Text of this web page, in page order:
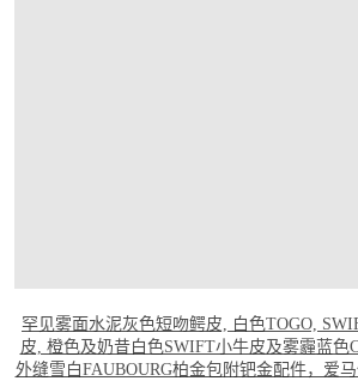
罕见雾面水泥灰色短吻鳄皮, 白色TOGO,
皮, 橙色及奶昔白色SWIFT小牛皮及雾霾蓝色
外缝雪白FAUBOURG柏金包附钯金配件，爱